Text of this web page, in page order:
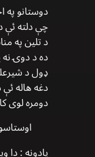
دوستانو په
چې دلته ئې
د تلین په
ده د دوۍ نه
ډول د
دغه هاله
دومره لوی